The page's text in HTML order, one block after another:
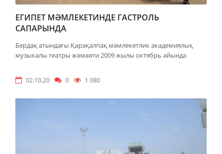
ЕГИПЕТ МӘМЛЕКЕТИНДЕ ГАСТРОЛЬ
САПАРЫНДА
Бердақ атындағы Қарақалпақ мәмлекетлик академиялық
музыкалы театры жәмәәти 2009 жылы октябрь айында
02.10.20 0 1 080